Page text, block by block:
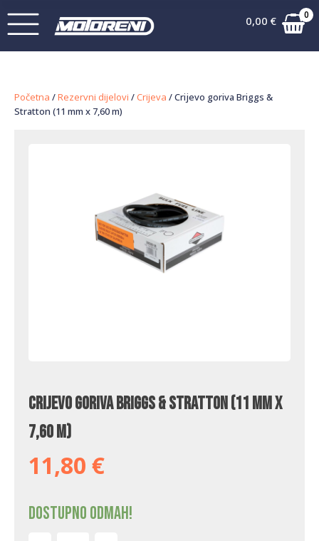
0,00 € 0
Početna /Rezervni dijelovi / Crijeva / Crijevo goriva Briggs &
Stratton (11 mm x 7,60 m)
Crijevo goriva Briggs & Stratton (11 mm x
7,60 m)
11,80 €
Dostupno odmah!